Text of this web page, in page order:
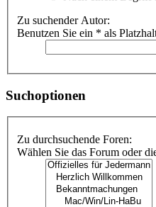
Zu suchender Autor:
Benutzen Sie ein * als
Suchoptionen
Zu durchsuchende Foren:
Wählen Sie das Forum oder